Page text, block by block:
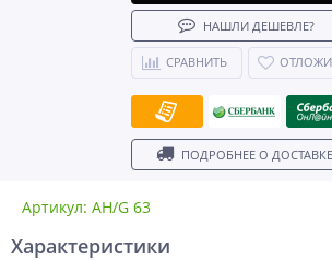
Артикул: AH/G 63
НАШЛИ ДЕШЕВЛЕ?
СРАВНИТЬ
ПОДРОБНЕЕ О ДОСТАВКЕ
Характеристики